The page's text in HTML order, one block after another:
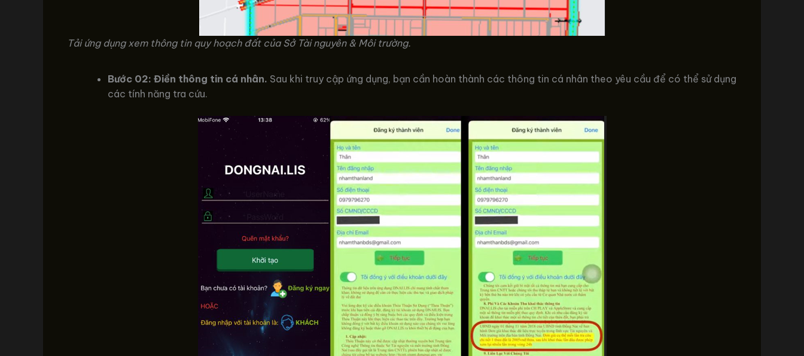
Tải ứng dụng xem thông tin quy hoạch đất của Sở Tài nguyên & Môi trường.
Bước 02: Điền thông tin cá nhân. Sau khi truy cập ứng dụng, bạn cần hoàn thành các thông tin cá nhân theo yêu cầu để có thể sử dụng
các tính năng tra cứu.